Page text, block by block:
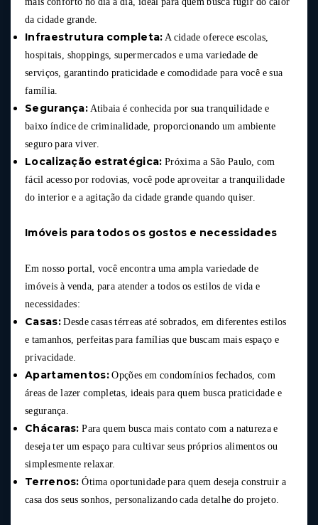
da cidade grande.
Infraestrutura completa: A cidade oferece escolas,
hospitais, shoppings, supermercados e uma variedade de
serviços, garantindo praticidade e comodidade para você e sua
família.
Segurança: Atibaia é conhecida por sua tranquilidade e
baixo índice de criminalidade, proporcionando um ambiente
seguro para viver.
Localização estratégica: Próxima a São Paulo, com
fácil acesso por rodovias, você pode aproveitar a tranquilidade
do interior e a agitação da cidade grande quando quiser.
Imóveis para todos os gostos e necessidades
Em nosso portal, você encontra uma ampla variedade de
imóveis à venda, para atender a todos os estilos de vida e
necessidades:
Casas:Desde casas térreas até sobrados, em diferentes estilos
e tamanhos, perfeitas para famílias que buscam mais espaço e
privacidade.
Apartamentos:Opções em condomínios fechados, com
áreas de lazer completas, ideais para quem busca praticidade e
segurança.
Chácaras: Para quem busca mais contato com a natureza e
deseja ter um espaço para cultivar seus próprios alimentos ou
simplesmente relaxar.
Terrenos: Ótima oportunidade para quem deseja construir a
casa dos seus sonhos, personalizando cada detalhe do projeto.